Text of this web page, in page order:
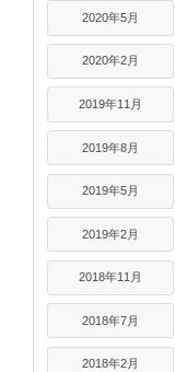
2020年5月
2020年2月
2019年11月
2019年8月
2019年5月
2019年2月
2018年11月
2018年7月
2018年2月